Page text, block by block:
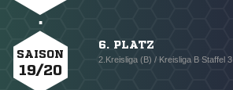
SAISON
19/20
6. PLATZ
2.Kreisliga (B) / Kreisliga B Staffel 3